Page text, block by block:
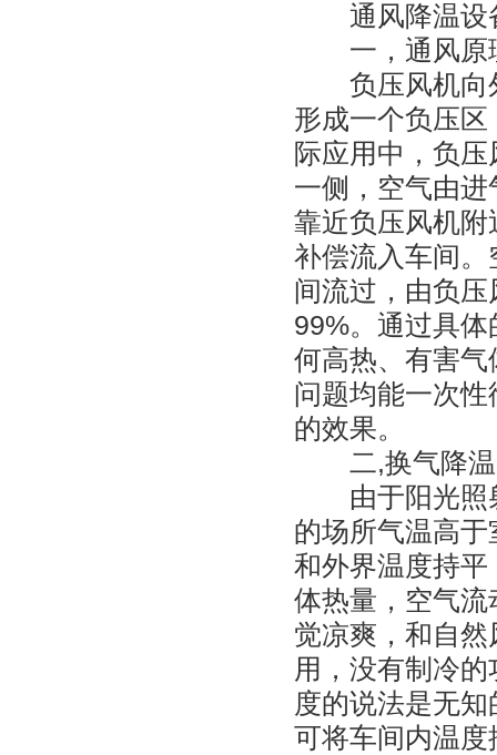
通风降温设
一，通风原
负压风机向外
形成一个负压
际应用中，负
一侧，空气由
靠近负压风机
补偿流入车间
间流过，由负
99%。通过具
何高热、有害
问题均能一次
的效果。
二,换气降温
由于阳光照射
的场所气温高
和外界温度持
体热量，空气
觉凉爽，和自
用，没有制冷
度的说法是无
可将车间内温